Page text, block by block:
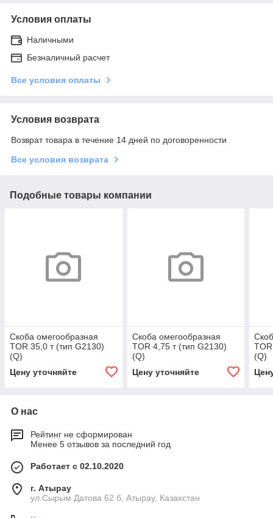
Условия оплаты
Наличными
Безналичный расчет
Все условия оплаты
Условия возврата
Возврат товара в течение 14 дней по договоренности
Все условия возврата
Подобные товары компании
Скоба омегообразная
TOR 35,0 т (тип G2130)
(Q)
Цену уточняйте
Скоба омегообразная
TOR 4,75 т (тип G2130)
(Q)
Цену уточняйте
(Q)
О нас
Рейтинг не сформирован
Менее 5 отзывов за последний год
Работает с 02.10.2020
г. Атырау
ул.Сырым Датова 62 б, Атырау, Казахстан